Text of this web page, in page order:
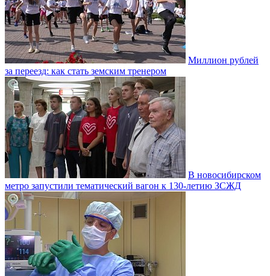
Миллион рублей
за переезд: как стать земским тренером
В новосибирском
метро запустили тематический вагон к 130-летию ЗСЖД